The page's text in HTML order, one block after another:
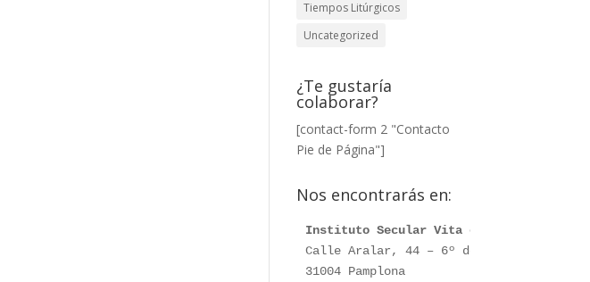
Tiempos Litúrgicos
Uncategorized
¿Te gustaría
colaborar?
[contact-form 2 "Contacto
Pie de Página"]
Nos encontrarás en:
Instituto Secular Vita et Pax
Calle Aralar, 44 – 6º dcha.
31004 Pamplona